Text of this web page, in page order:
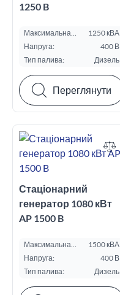
1250 B
Максимальна
потужність ESP,
кВА:
1250 кВА
Напруга:
400 В
Тип палива:
Дизель
Переглянути
Стаціонарний
генератор 1080 кВт
AP 1500 B
Максимальна
потужність ESP,
кВА:
1500 кВА
Напруга:
400 В
Тип палива:
Дизель